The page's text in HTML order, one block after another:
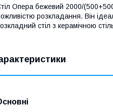
Опера бежевий 2000/
розкладання. Він
стіл з керамічною